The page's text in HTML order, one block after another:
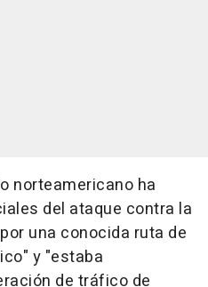
norteamericano ha
del ataque contra la
una conocida ruta de
y "estaba
de tráfico de